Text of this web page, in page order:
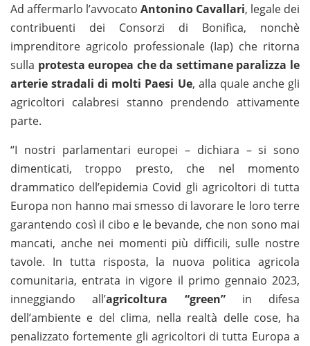
Ad affermarlo l’avvocato Antonino Cavallari, legale dei
contribuenti dei Consorzi di Bonifica, nonchè
imprenditore agricolo professionale (Iap) che ritorna
sulla protesta europea che da settimane paralizza le
arterie stradali di molti Paesi Ue, alla quale anche gli
agricoltori calabresi stanno prendendo attivamente
parte.
“I nostri parlamentari europei – dichiara – si sono
dimenticati, troppo presto, che nel momento
drammatico dell’epidemia Covid gli agricoltori di tutta
Europa non hanno mai smesso di lavorare le loro terre
garantendo così il cibo e le bevande, che non sono mai
mancati, anche nei momenti più difficili, sulle nostre
tavole. In tutta risposta, la nuova politica agricola
comunitaria, entrata in vigore il primo gennaio 2023,
inneggiando all’agricoltura “green”in difesa
dell’ambiente e del clima, nella realtà delle cose, ha
penalizzato fortemente gli agricoltori di tutta Europa a